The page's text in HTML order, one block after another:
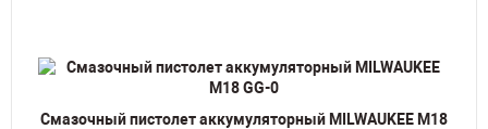
Смазочный пистолет аккумуляторный MILWAUKEE M18